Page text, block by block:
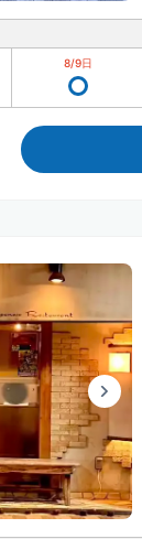
8/9日